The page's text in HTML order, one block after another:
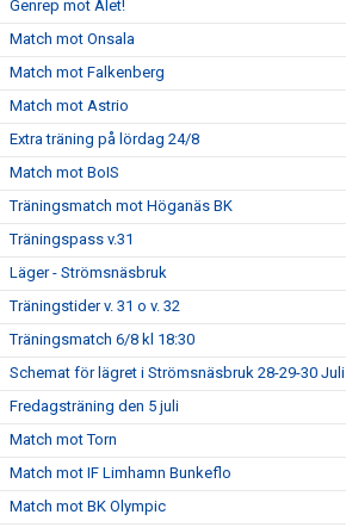
Genrep mot Alet!
Match mot Onsala
Match mot Falkenberg
Match mot Astrio
Extra träning på lördag 24/8
Match mot BoIS
Träningsmatch mot Höganäs BK
Träningspass v.31
Läger - Strömsnäsbruk
Träningstider v. 31 o v. 32
Träningsmatch 6/8 kl 18:30
Schemat för lägret i Strömsnäsbruk 28-29-30 Juli
Fredagsträning den 5 juli
Match mot Torn
Match mot IF Limhamn Bunkeflo
Match mot BK Olympic